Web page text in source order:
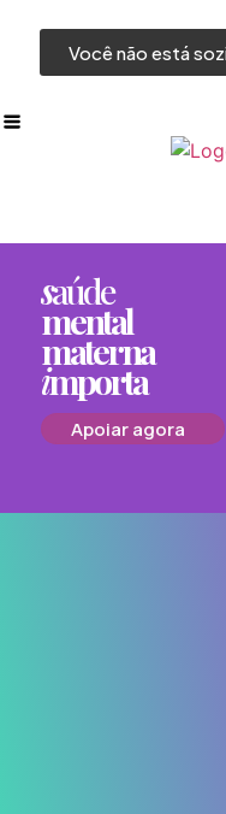
Você não está
saúde
mental
materna
importa
Apoiar agora